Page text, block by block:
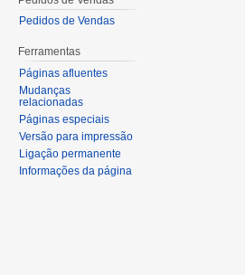
Pedidos de Vendas
Ferramentas
Páginas afluentes
Mudanças
relacionadas
Páginas especiais
Versão para impressão
Ligação permanente
Informações da página